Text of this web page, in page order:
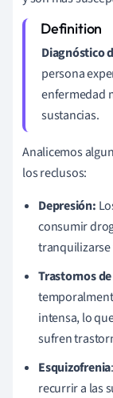
Diagnóstico
persona
enfermedad
sustancias.
Analicemos
los reclusos:
Depresión:
consumir
tranquilizarse
Trastornos
intensa, lo
sufren
Esquizofrenia
recurrir a las